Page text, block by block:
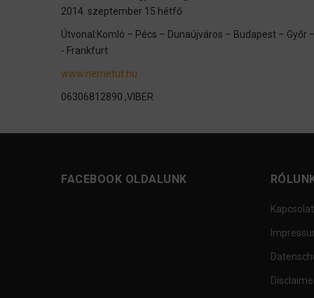
2014. szeptember 15 hétfő
Útvonal:Komló – Pécs – Dunaújváros – Budapest –
- Frankfurt
www.nemetut.hu
06306812890 ,VIBER
FACEBOOK OLDALUNK
Kapcsolat